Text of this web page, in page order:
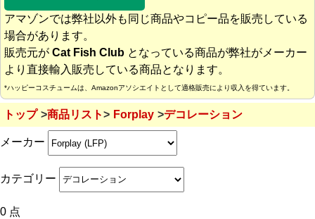
アマゾンでは弊社以外も同じ商品やコピー品を販売している
場合があります。
販売元が Cat Fish Club となっている商品が弊社がメーカー
より直接輸入販売している商品となります。
*ハッピーコスチュームは、Amazonアソシエイトとして適格販売により収入を得ています。
トップ 商品リスト Forplay デコレーション
メーカー
カテゴリー
0 点